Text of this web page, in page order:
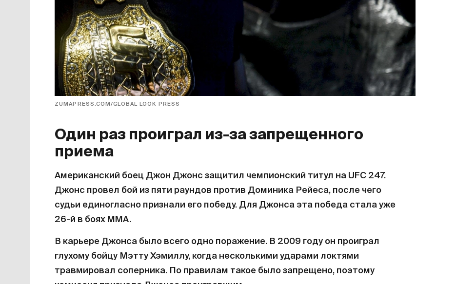
ZUMAPRESS.COM/GLOBAL LOOK PRESS
Один раз проиграл из-за запрещенного
приема
Американский боец Джон Джонс защитил чемпионский титул на UFC 247.
Джонс провел бой из пяти раундов против Доминика Рейеса, после чего
судьи единогласно признали его победу. Для Джонса эта победа стала уже
26-й в боях MMA.
В карьере Джонса было всего одно поражение. В 2009 году он проиграл
глухому бойцу Мэтту Хэмиллу, когда несколькими ударами локтями
травмировал соперника. По правилам такое было запрещено, поэтому